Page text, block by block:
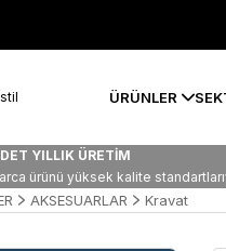
ÜRÜNLER
YILLIK ÜRETİM
ürünü yüksek kalite
AKSESUARLAR Kravat